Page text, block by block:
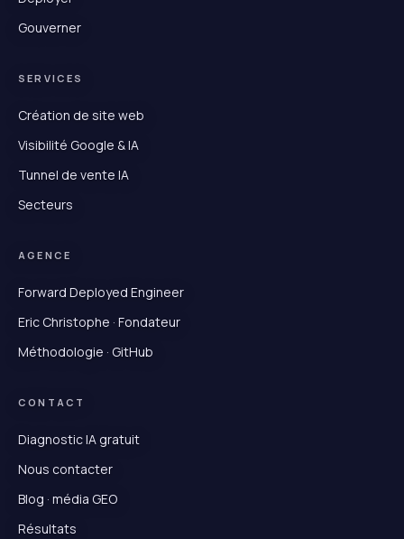
Gouverner
SERVICES
Création de site web
Visibilité Google & IA
Tunnel de vente IA
Secteurs
AGENCE
Forward Deployed Engineer
Eric Christophe · Fondateur
Méthodologie · GitHub
CONTACT
Diagnostic IA gratuit
Nous contacter
Blog · média GEO
Résultats